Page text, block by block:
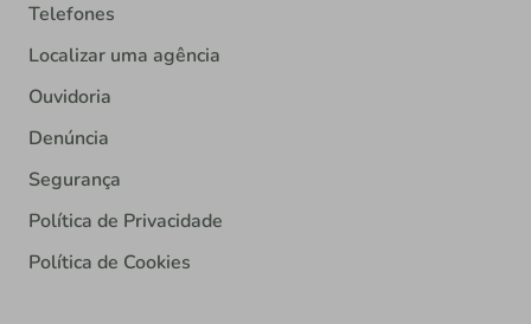
Telefones
Localizar uma agência
Ouvidoria
Denúncia
Segurança
Política de Privacidade
Política de Cookies